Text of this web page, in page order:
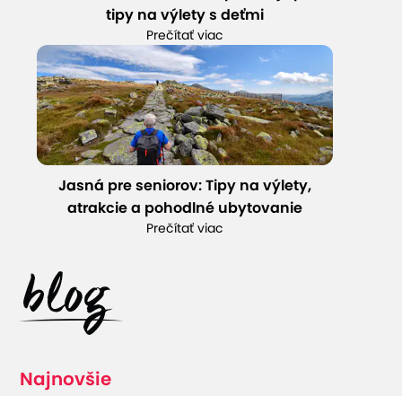
tipy na výlety s deťmi
Prečítať viac
Jasná pre seniorov: Tipy na výlety,
atrakcie a pohodlné ubytovanie
Prečítať viac
Najnovšie